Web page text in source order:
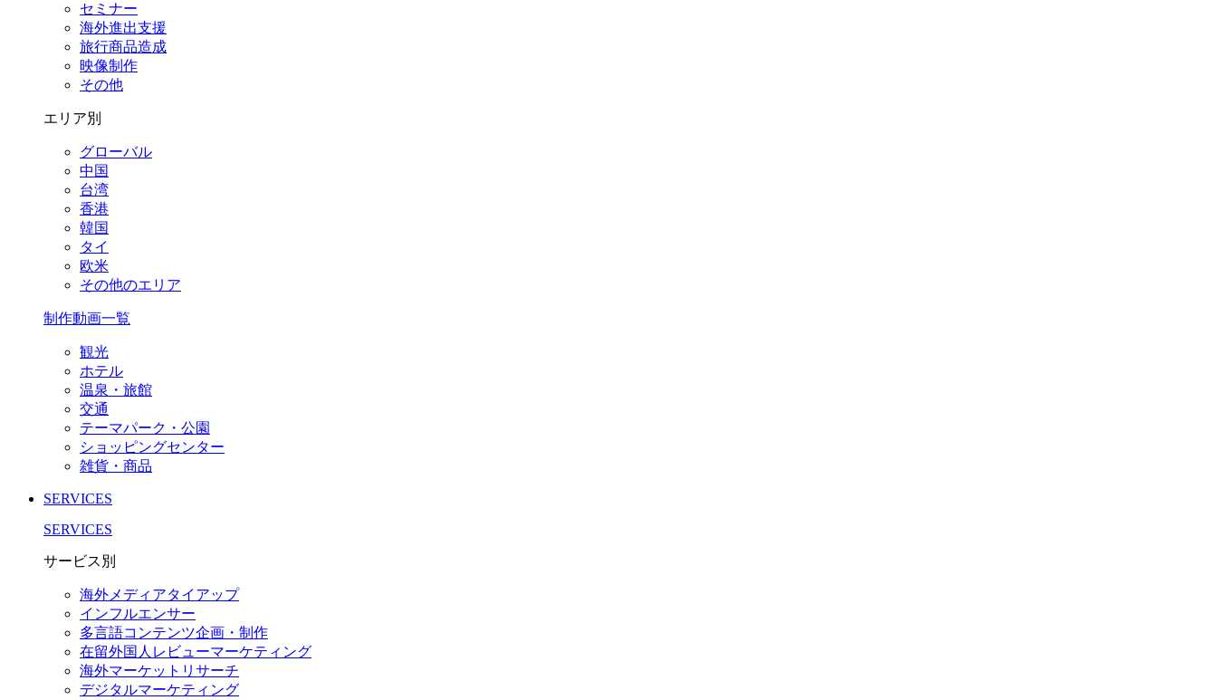
セミナー
海外進出支援
旅行商品造成
映像制作
その他
エリア別
グローバル
中国
台湾
香港
韓国
タイ
欧米
その他のエリア
制作動画一覧
観光
ホテル
温泉・旅館
交通
テーマパーク・公園
ショッピングセンター
雑貨・商品
SERVICES
SERVICES
サービス別
海外メディアタイアップ
インフルエンサー
多言語コンテンツ企画・制作
在留外国⼈レビューマーケティング
海外マーケットリサーチ
デジタルマーケティング